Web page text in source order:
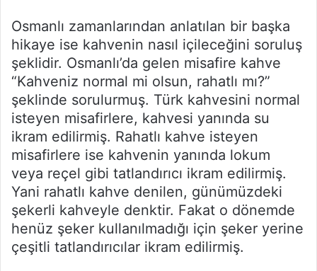
Osmanlı zamanlarından anlatılan bir başka
hikaye ise kahvenin nasıl içileceğini soruluş
şeklidir. Osmanlı’da gelen misafire kahve
“Kahveniz normal mi olsun, rahatlı mı?”
şeklinde sorulurmuş. Türk kahvesini normal
isteyen misafirlere, kahvesi yanında su
ikram edilirmiş. Rahatlı kahve isteyen
misafirlere ise kahvenin yanında lokum
veya reçel gibi tatlandırıcı ikram edilirmiş.
Yani rahatlı kahve denilen, günümüzdeki
şekerli kahveyle denktir. Fakat o dönemde
henüz şeker kullanılmadığı için şeker yerine
çeşitli tatlandırıcılar ikram edilirmiş.